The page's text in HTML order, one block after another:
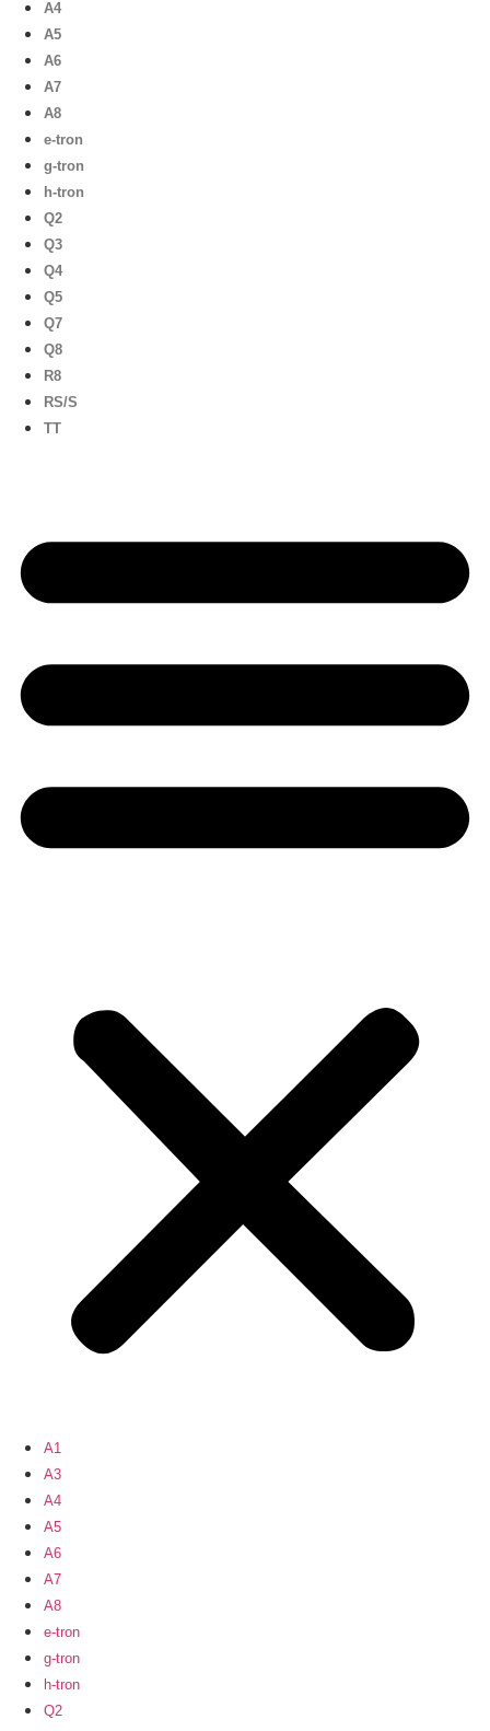
A4
A5
A6
A7
A8
e-tron
g-tron
h-tron
Q2
Q3
Q4
Q5
Q7
Q8
R8
RS/S
TT
A1
A3
A4
A5
A6
A7
A8
e-tron
g-tron
h-tron
Q2